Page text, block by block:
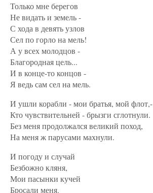
Только мне берегов
Не видать и земель -
С хода в девять узлов
Сел по горло на мель!
А у всех молодцов -
Благородная цель...
И в конце-то концов -
Я ведь сам сел на мель.
И ушли корабли - мои братья, мой флот,-
Кто чувствительней - брызги сглотнули.
Без меня продолжался великий поход,
На меня ж парусами махнули.
И погоду и случай
Безбожно кляня,
Мои пасынки кучей
Бросали меня.